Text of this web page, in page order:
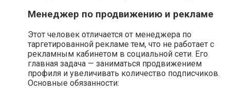
Менеджер по продвижению и рекламе
Этот человек отличается от менеджера по
таргетированной рекламе тем, что не работает с
рекламным кабинетом в социальной сети. Его
главная задача — заниматься продвижением
профиля и увеличивать количество подписчиков.
Основные обязанности: